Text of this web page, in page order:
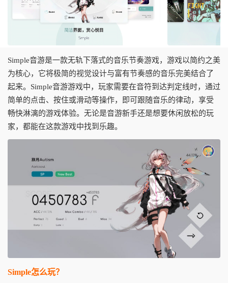
Simple音游是一款无轨下落式的音乐节奏游戏，游戏以简约之美
为核心，它将极简的视觉设计与富有节奏感的音乐完美结合了
起来。Simple音游游戏中，玩家需要在音符到达判定线时，通过
简单的点击、按住或滑动等操作，即可跟随音乐的律动，享受
畅快淋漓的游戏体验。无论是音游新手还是想要休闲放松的玩
家，都能在这款游戏中找到乐趣。
Simple怎么玩？